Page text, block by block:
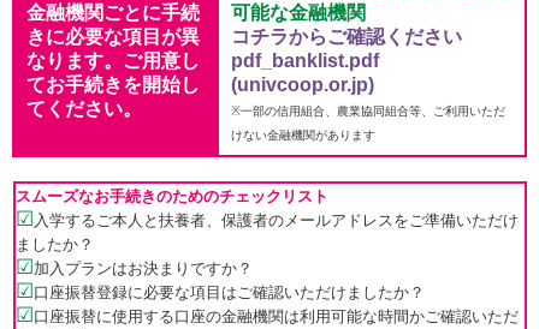
金融機関ごとに手続
きに必要な項目が異
なります。ご用意し
てお手続きを開始し
てください。
可能な金融機関
コチラからご確認ください
pdf_banklist.pdf
(univcoop.or.jp)
※一部の信用組合、農業協同組合等、ご利用いただ
けない金融機関があります
スムーズなお手続きのためのチェックリスト
☑ 入学するご本人と扶養者、保護者のメールアドレスをご準備いただけ
ましたか？
☑加入プランはお決まりですか？
☑口座振替登録に必要な項目はご確認いただけましたか？
☑口座振替に使用する口座の金融機関は利用可能な時間かご確認いただ